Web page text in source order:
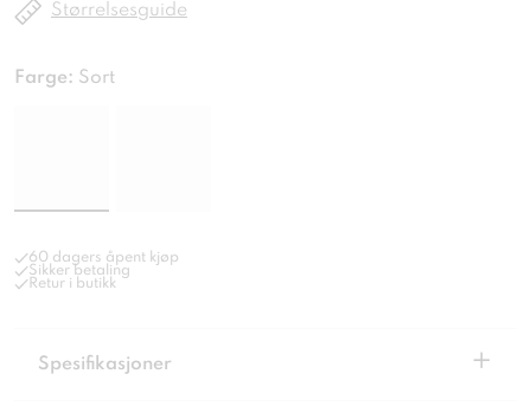
Størrelsesguide
Farge: Sort
60 dagers åpent kjøp
Sikker betaling
Retur i butikk
Spesifikasjoner +